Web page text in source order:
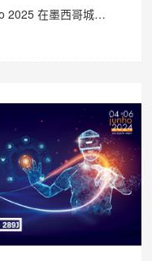
2025 在墨西哥城
市安全、交通监控、关